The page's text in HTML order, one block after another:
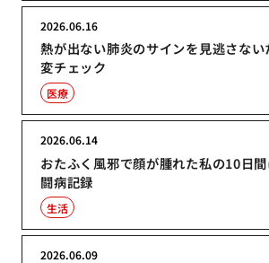
熱が出ない肺炎のサインを見逃さな
変チェック
2026.06.16
医療
おたふく風邪で顔が腫れた私の10日
闘病記録
2026.06.14
生活
2026.06.09